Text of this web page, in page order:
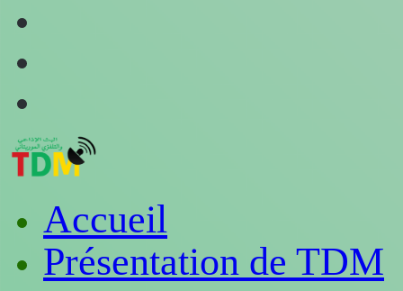
Accueil
Présentation de TDM